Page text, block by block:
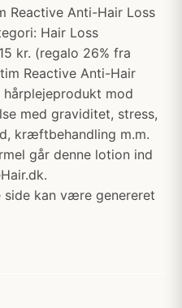
Reactive Anti-Hair Loss
Hair Loss
kr. (regalo 26% fra
Reactive Anti-Hair
mod
med graviditet, stress,
kræftbehandling m.m.
går denne lotion ind
side kan være genereret